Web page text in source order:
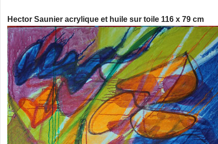
Hector Saunier acrylique et huile sur toile 116 x 79 cm